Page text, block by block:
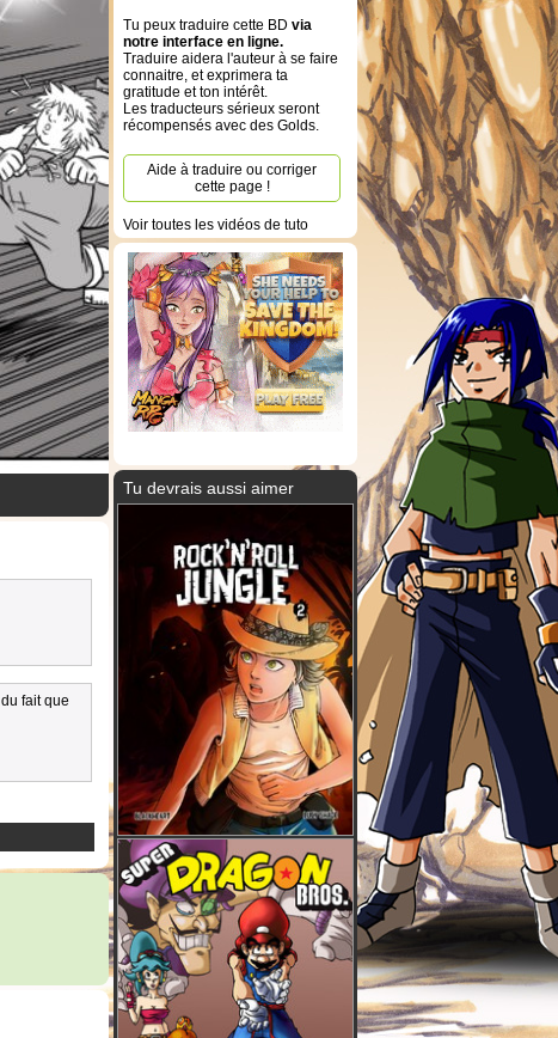
fait que
Tu peux traduire cette BD via
notre interface en ligne.
Traduire aidera l'auteur à se faire
connaitre, et exprimera ta
gratitude et ton intérêt.
Les traducteurs sérieux seront
récompensés avec des Golds.
Aide à traduire ou corriger
cette page !
Voir toutes les vidéos de tuto
Tu devrais aussi aimer